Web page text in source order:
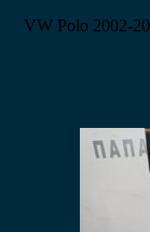
VW Polo 2002-